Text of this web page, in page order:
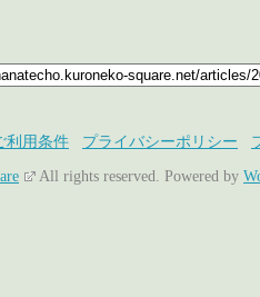
利用条件 プライバシーポリシー
All rights reserved. Powered by